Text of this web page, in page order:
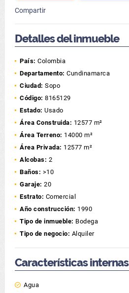
Compartir
Detalles del inmueble
País: Colombia
Departamento: Cundinamarca
Ciudad: Sopo
Código: 8165129
Estado: Usado
Área Construida: 12577 m²
Área Terreno: 14000 m²
Área Privada: 12577 m²
Alcobas: 2
Baños: >10
Garaje: 20
Estrato: Comercial
Año construcción: 1990
Tipo de inmueble: Bodega
Tipo de negocio: Alquiler
Características internas
Agua